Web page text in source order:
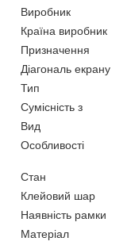
Виробник
Країна виробник
Призначення
Діагональ екрану
Тип
Сумісність з
Вид
Особливості
Стан
Клейовий шар
Наявність рамки
Матеріал